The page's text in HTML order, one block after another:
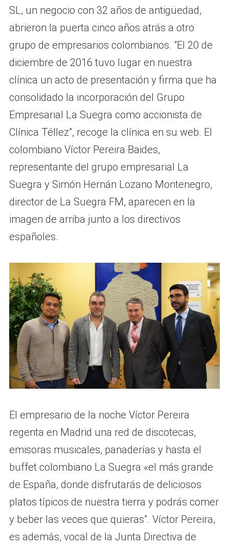
SL, un negocio con 32 años de antigüedad,
abrieron la puerta cinco años atrás a otro
grupo de empresarios colombianos. “El 20 de
diciembre de 2016 tuvo lugar en nuestra
clínica un acto de presentación y firma que ha
consolidado la incorporación del Grupo
Empresarial La Suegra como accionista de
Clínica Téllez”, recoge la clínica en su web. El
colombiano Víctor Pereira Baides,
representante del grupo empresarial La
Suegra y Simón Hernán Lozano Montenegro,
director de La Suegra FM, aparecen en la
imagen de arriba junto a los directivos
españoles.
El empresario de la noche Víctor Pereira
regenta en Madrid una red de discotecas,
emisoras musicales, panaderías y hasta el
buffet colombiano La Suegra «el más grande
de España, donde disfrutarás de deliciosos
platos típicos de nuestra tierra y podrás comer
y beber las veces que quieras”. Víctor Pereira,
es además, vocal de la Junta Directiva de